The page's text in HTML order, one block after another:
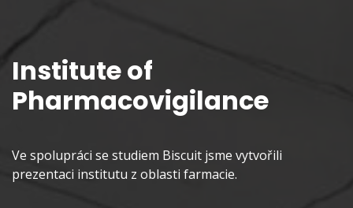
Institute of
Pharmacovigilance
Ve spolupráci se studiem Biscuit jsme vytvořili
prezentaci institutu z oblasti farmacie.